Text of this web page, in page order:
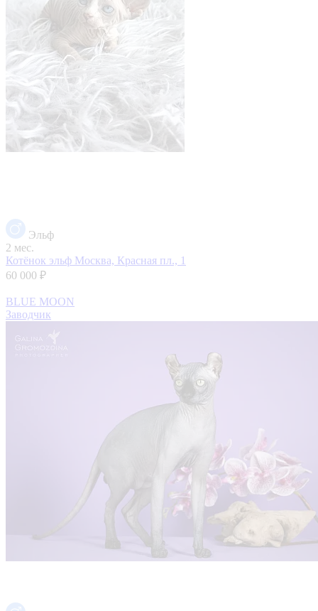
Эльф
2 мес.
Котёнок эльф Москва, Красная пл., 1
60 000 ₽
BLUE MOON
Заводчик